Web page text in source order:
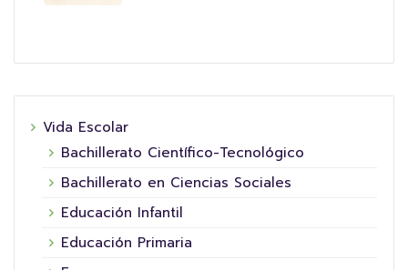
Vida Escolar
Bachillerato Científico-Tecnológico
Bachillerato en Ciencias Sociales
Educación Infantil
Educación Primaria